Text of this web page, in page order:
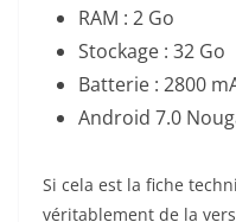
RAM : 2 Go
Stockage : 32 Go
Batterie : 2800
Android 7.0
Si cela est la fiche
véritablement de la